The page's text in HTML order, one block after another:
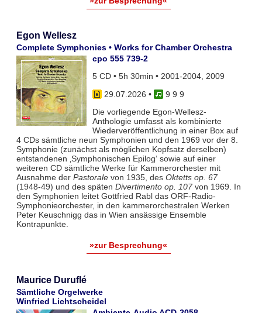
Egon Wellesz
Complete Symphonies • Works for Chamber Orchestra
cpo 555 739-2
5 CD • 5h 30min • 2001-2004, 2009
29.07.2026 •
9 9 9
Die vorliegende Egon-Wellesz-
Anthologie umfasst als kombinierte
Wiederveröffentlichung in einer Box auf
4 CDs sämtliche neun Symphonien und den 1969 vor der 8.
Symphonie (zunächst als möglichen Kopfsatz derselben)
entstandenen ‚Symphonischen Epilog‘ sowie auf einer
weiteren CD sämtliche Werke für Kammerorchester mit
Ausnahme der Pastoralevon 1935, des Oktetts op. 67
(1948-49) und des späten Divertimento op. 107von 1969. In
den Symphonien leitet Gottfried Rabl das ORF-Radio-
Symphonieorchester, in den kammerorchestralen Werken
Peter Keuschnigg das in Wien ansässige Ensemble
Kontrapunkte.
»zur Besprechung«
Maurice Duruflé
Sämtliche Orgelwerke
Winfried Lichtscheidel